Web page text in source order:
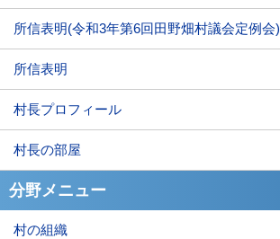
所信表明(令和3年第6回田野畑村議会定例会)
所信表明
村長プロフィール
村長の部屋
分野メニュー
村の組織